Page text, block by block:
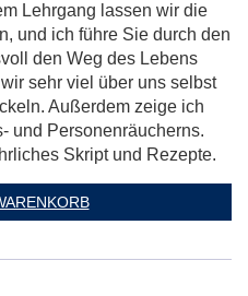
Lehrgang lassen wir die
und ich führe Sie durch den
den Weg des Lebens
sehr viel über uns selbst
Außerdem zeige ich
und Personenräucherns.
Skript und Rezepte.